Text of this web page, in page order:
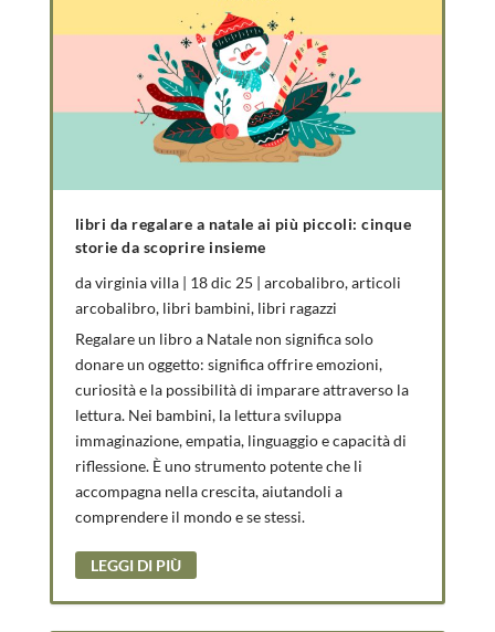
libri da regalare a natale ai più piccoli: cinque
storie da scoprire insieme
davirginia villa| 18 dic 25 | arcobalibro,articoli
arcobalibro, libri bambini, libri ragazzi
Regalare un libro a Natale non significa solo
donare un oggetto: significa offrire emozioni,
curiosità e la possibilità di imparare attraverso la
lettura. Nei bambini, la lettura sviluppa
immaginazione, empatia, linguaggio e capacità di
riflessione. È uno strumento potente che li
accompagna nella crescita, aiutandoli a
comprendere il mondo e se stessi.
LEGGI DI PIÙ